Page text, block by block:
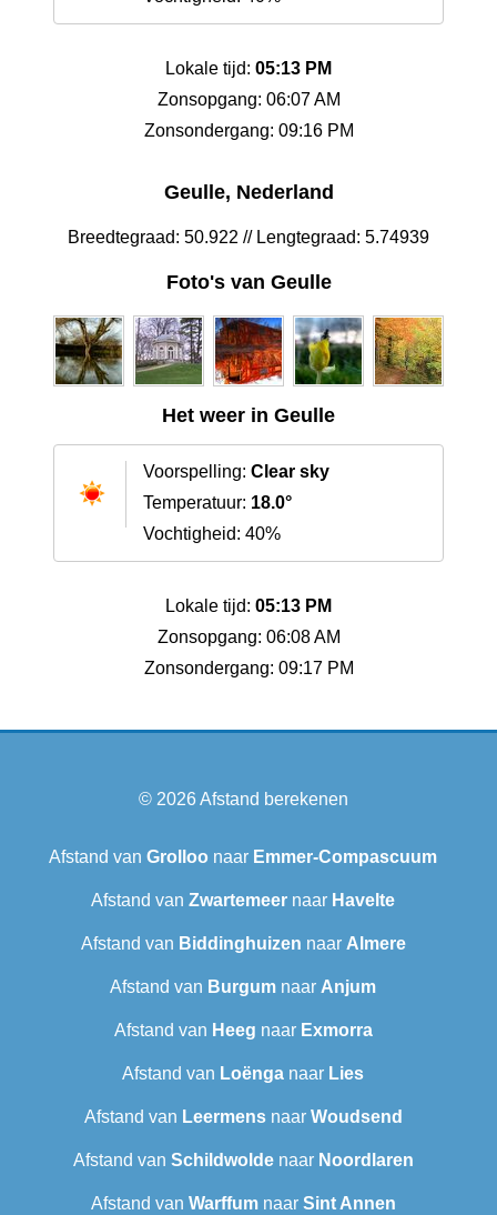
Lokale tijd: 05:13 PM
Zonsopgang: 06:07 AM
Zonsondergang: 09:16 PM
Geulle, Nederland
Breedtegraad: 50.922 // Lengtegraad: 5.74939
Foto's van Geulle
Het weer in Geulle
Voorspelling: Clear sky
Temperatuur: 18.0°
Vochtigheid: 40%
Lokale tijd: 05:13 PM
Zonsopgang: 06:08 AM
Zonsondergang: 09:17 PM
© 2026Afstand berekenen
Afstand van Grolloo naar Emmer-Compascuum
Afstand van Zwartemeer naar Havelte
Afstand van Biddinghuizen naar Almere
Afstand van Burgum naar Anjum
Afstand van Heeg naar Exmorra
Afstand van Loënga naar Lies
Afstand van Leermensnaar Woudsend
Afstand van Schildwoldenaar Noordlaren
Afstand van Warffumnaar Sint Annen